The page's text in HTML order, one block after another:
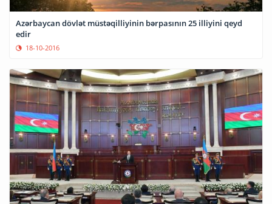
Azərbaycan dövlət müstəqilliyinin bərpasının 25 illiyini qeyd
edir
18-10-2016